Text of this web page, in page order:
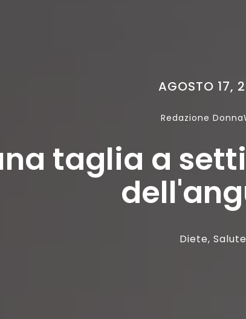
AGOSTO 17,
Redazione
taglia a
Diete, Salute